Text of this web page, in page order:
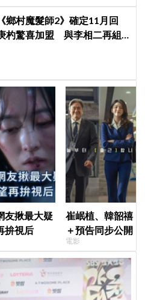
鄉村魔髮師2》確定11月回
杓驚喜加盟 與李相二再組
友揪最大疑
拚視后
崔岷植、韓韶禧
＋預告同步公開
美女CEO
電影